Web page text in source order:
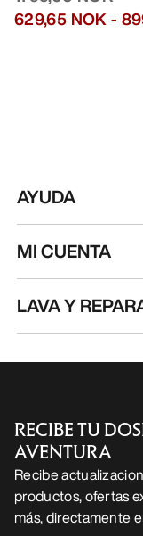
629,65 NOK-
AYUDA
MI CUENTA
LAVA Y
RECIBE TU
AVENTURA
Recibe
productos, ofertas
más, directamente